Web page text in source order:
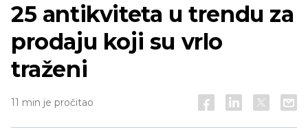
25 antikviteta u trendu za
prodaju koji su vrlo
traženi
11 min je pročitao